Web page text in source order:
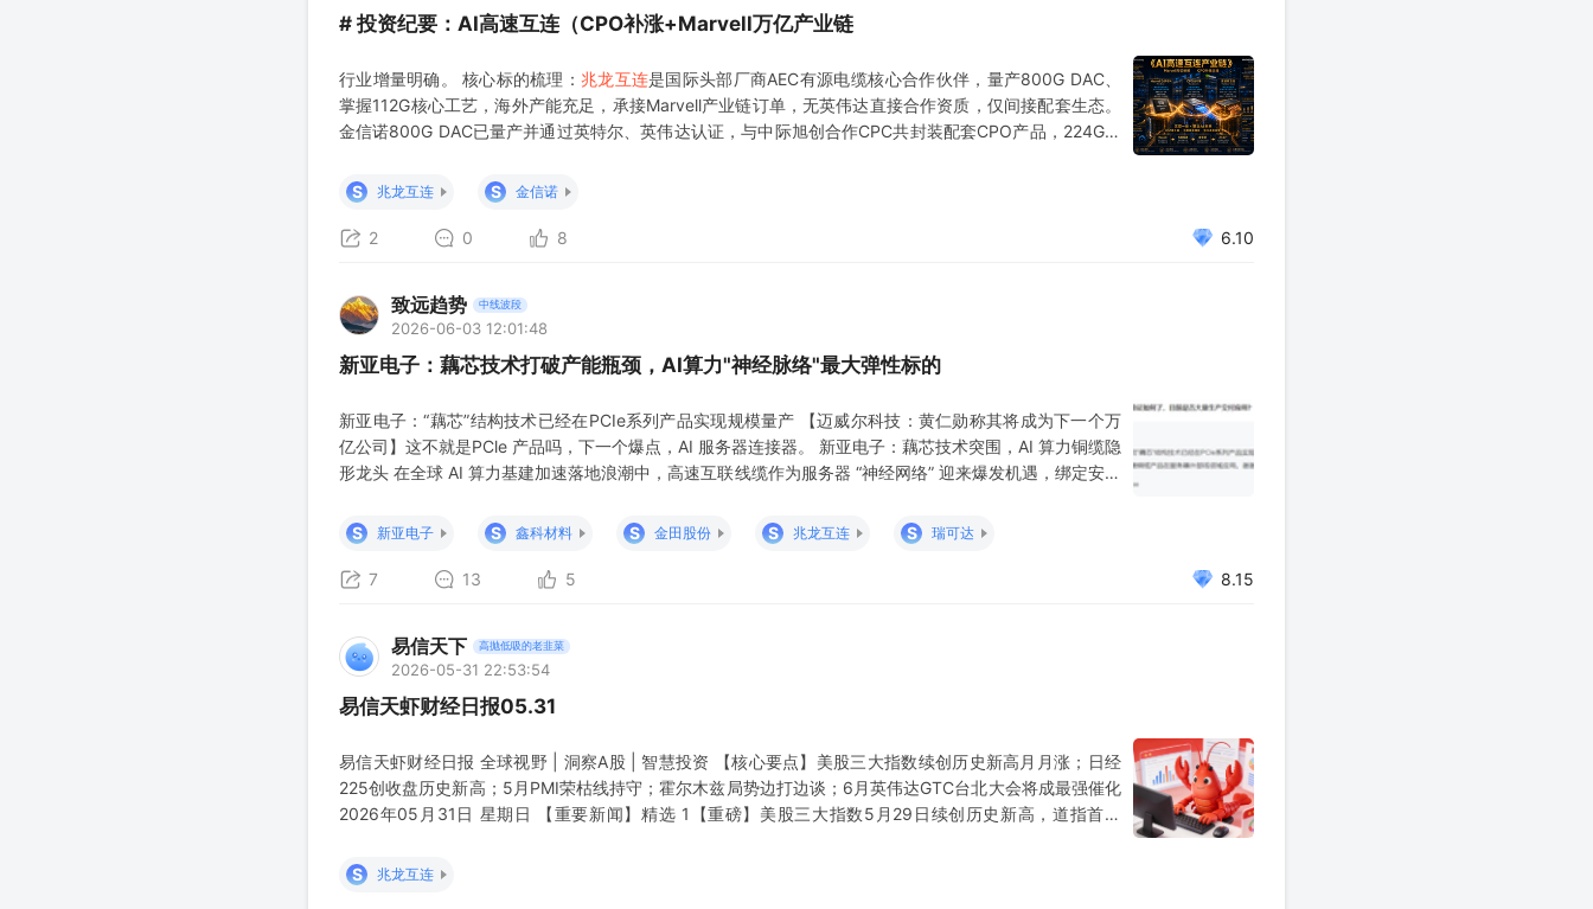
# 投资纪要：AI高速互连（CPO补涨+Marvell万亿产业链
行业增量明确。 核心标的梳理： 兆龙互连是国际头部厂商AEC有源电缆核心合作伙伴，量产800G DAC、
掌握112G核心工艺，海外产能充足，承接Marvell产业链订单，无英伟达直接合作资质，仅间接配套生态。
金信诺800G DAC已量产并通过英特尔、英伟达认证，与中际旭创合作CPC共封装配套CPO产品，224G产
险：催化来自板
S 兆龙互连 S 金信诺
2 0 8 6.10
致远趋势 中线波段
2026-06-03 12:01:48
新亚电子：藕芯技术打破产能瓶颈，AI算力"神经脉络"最大弹性标的
新亚电子：“藕芯”结构技术已经在PCIe系列产品实现规模量产 【迈威尔科技：黄仁勋称其将成为下一个万
亿公司】这不就是PCle 产品吗，下一个爆点，AI 服务器连接器。 新亚电子：藕芯技术突围，AI 算力铜缆隐
形龙头 在全球 AI 算力基建加速落地浪潮中，高速互联线缆作为服务器 “神经网络” 迎来爆发机遇，绑定安费
费电子线材龙头转型 AI 算力核心供应商，凭借独家藕芯工艺打破行业产能桎梏，成为本轮算
S 新亚电子 S 鑫科材料 S 金田股份 S 兆龙互连 S 瑞可达
7 13 5 8.15
易信天下 高抛低吸的老韭菜
2026-05-31 22:53:54
易信天虾财经日报05.31
易信天虾财经日报 全球视野 | 洞察A股 | 智慧投资 【核心要点】美股三大指数续创历史新高月月涨；日经
225创收盘历史新高；5月PMI荣枯线持守；霍尔木兹局势边打边谈；6月英伟达GTC台北大会将成最强催化
2026年05月31日 星期日 【重要新闻】精选 1【重磅】美股三大指数5月29日续创历史新高，道指首收
站稳51000点），标普500涨0.22%报7580.06点，纳指涨0.20
S 兆龙互连